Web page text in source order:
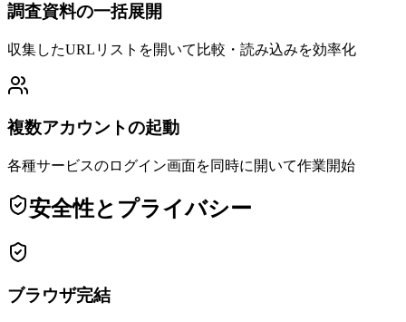
調査資料の一括展開
収集したURLリストを開いて比較・読み込みを効率化
複数アカウントの起動
各種サービスのログイン画面を同時に開いて作業開始
安全性とプライバシー
ブラウザ完結